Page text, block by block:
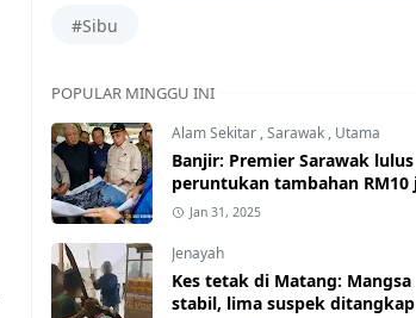
#Sibu
POPULAR MINGGU INI
Alam Sekitar ,Sarawak , Utama
Banjir: Premier Sarawak lulus
peruntukan tambahan RM10
Jan 31, 2025
Jenayah
Kes tetak di Matang: Mangsa
stabil, lima suspek ditangkap